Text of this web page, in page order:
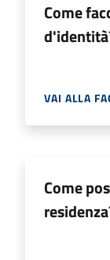
Come
VAI ALLA
Come